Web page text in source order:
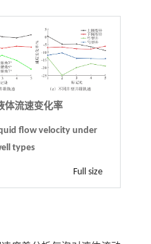
体流速变化率
flow velocity under
types
Full size